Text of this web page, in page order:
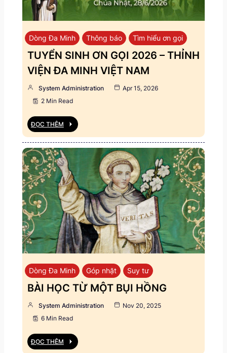
Dòng Đa Minh Thông báo Tìm hiểu ơn gọi
TUYỂN SINH ƠN GỌI 2026 – THỈNH
VIỆN ĐA MINH VIỆT NAM
System Administration
Apr 15, 2026
2 Min Read
ĐỌC THÊM
Dòng Đa Minh Góp nhặt Suy tư
BÀI HỌC TỪ MỘT BỤI HỒNG
System Administration
Nov 20, 2025
6 Min Read
ĐỌC THÊM